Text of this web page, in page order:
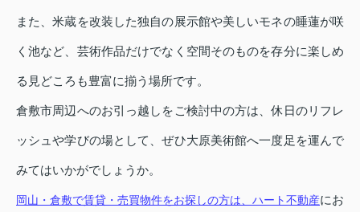
また、米蔵を改装した独自の展示館や美しいモネの睡蓮が咲
く池など、芸術作品だけでなく空間そのものを存分に楽しめ
る見どころも豊富に揃う場所です。
倉敷市周辺へのお引っ越しをご検討中の方は、休日のリフレ
ッシュや学びの場として、ぜひ大原美術館へ一度足を運んで
みてはいかがでしょうか。
岡山・倉敷で賃貸・売買物件をお探しの方は、ハート不動産にお